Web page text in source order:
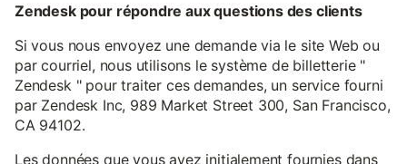
Zendesk pour répondre aux questions des clients
Si vous nous envoyez une demande via le site Web ou
par courriel, nous utilisons le système de billetterie "
Zendesk " pour traiter ces demandes, un service fourni
par Zendesk Inc, 989 Market Street 300, San Francisco,
CA 94102.
Les données que vous avez initialement fournies dans